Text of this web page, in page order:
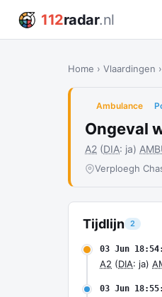
112radar.nl
Home › Vlaardingen ›
Ambulance
Ongeval
A2 (DIA: ja)
Verploegh
Tijdlijn 2
03 Jun
A2 (DIA: ja)
03 Jun